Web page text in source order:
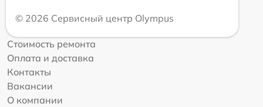
© 2026 Сервисный центр Olympus
Стоимость ремонта
Оплата и доставка
Контакты
Вакансии
О компании